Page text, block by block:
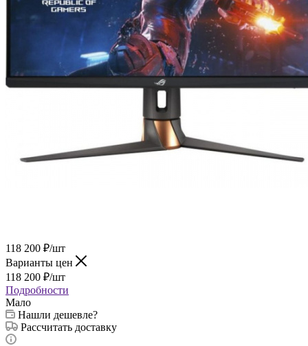
118 200 ₽/шт
Варианты цен
118 200 ₽/шт
Подробности
Мало
Нашли дешевле?
Рассчитать доставку